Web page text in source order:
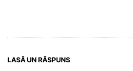
LASĂ UN RĂSPUNS